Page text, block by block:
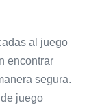
al juego
encontrar
segura.
juego